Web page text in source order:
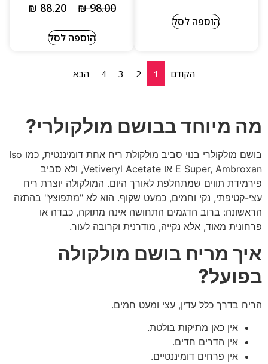
הוספה לסל
₪98.00
₪ 88.20
הוספה לסל
הקודם 1
2
3
4 הבא
מה מיוחד בבושם מולקולרי?
בושם מולקולרי בנוי סביב מולקולת ריח אחת דומיננטית, כמו Iso
E Super, Ambroxan או Vetiveryl Acetate, ולא סביב
פירמידת תווים שמתחלפת לאורך היום. המולקולה יוצרת ריח
עצי-קטיפתי, נקי וחמים, כמעט שקוף. הוא לא "מתפוצץ" בהתזה
הראשונה: ברוב הדגמים התחושה אינה מתוקה, כבדה או
פרחונית מאוד, אלא נקייה, מודרנית וקרובה לעור.
איך מריח בושם מולקולה
בפועל?
הריח בדרך כלל עדין, עצי ומעט חמים.
אין כאן מתיקות בולטת.
אין הדרים חדים.
אין פרחים דומיננטיים.